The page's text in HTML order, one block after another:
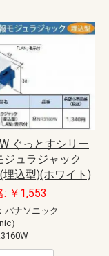
ぐっとすシリー
ジュラジャック
埋込型)(ホワイト)
￥1,553
パナソニック
）